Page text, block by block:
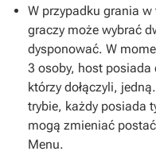
W przypadku grania
graczy może wybrać
dysponować. W
3 osoby, host
którzy dołączyli,
trybie, każdy posiada
mogą zmieniać
Menu.